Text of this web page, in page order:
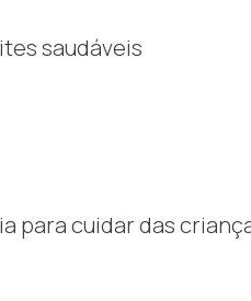
saudáveis
para cuidar das